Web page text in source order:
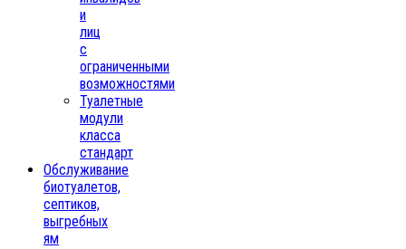
и
лиц
с
ограниченными
возможностями
Туалетные
модули
класса
стандарт
Обслуживание
биотуалетов,
септиков,
выгребных
ям